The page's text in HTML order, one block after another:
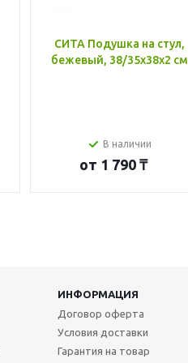
СИТА Подушка на стул,
бежевый, 38/35x38x2 см
В наличии
от 1 790 ₸
ИНФОРМАЦИЯ
Договор оферта
Условия доставки
Гарантия на товар